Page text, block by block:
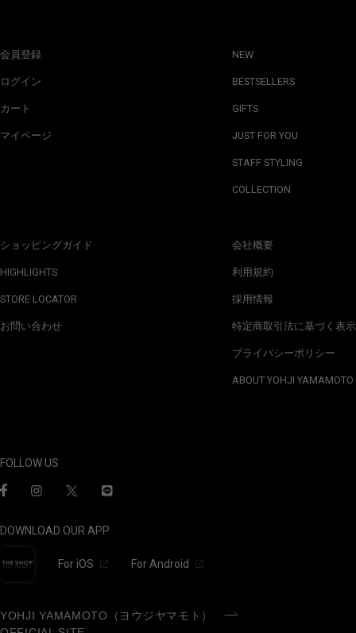
会員登録
ログイン
カート
マイページ
ショッピングガイド
HIGHLIGHTS
STORE LOCATOR
お問い合わせ
NEW
BESTSELLERS
GIFTS
JUST FOR YOU
STAFF STYLING
COLLECTION
会社概要
利用規約
採用情報
特定商取引法に基づく表示
プライバシーポリシー
ABOUT YOHJI YAMAMOTO
FOLLOW US
DOWNLOAD OUR APP
For iOS For Android
YOHJI YAMAMOTO（ヨウジヤマモト）